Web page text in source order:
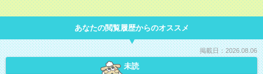
あなたの閲覧履歴からのオススメ
掲載日：2026.08.06
未読